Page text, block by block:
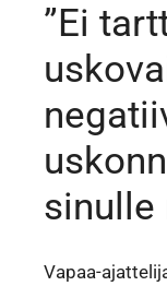
”Ei
sinulle
Vapaa-